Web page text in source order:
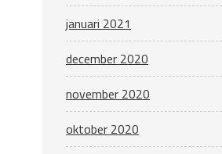
januari 2021
december 2020
november 2020
oktober 2020